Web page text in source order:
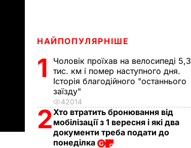
НАЙПОПУЛЯРНІШЕ
1
Чоловік проїхав на велосипеді 5,3
тис. км і помер наступного дня.
Історія благодійного "останнього
заїзду"
42014
2Хто втратить бронювання від
мобілізації з 1 вересня і які два
документи треба подати до
понеділка